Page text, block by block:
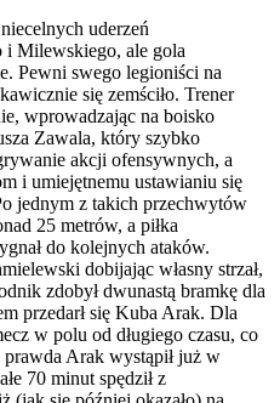
uderzeń
i Milewskiego, ale gola
Pewni swego legioniści na
się zemściło. Trener
wprowadzając na boisko
Zawala, który szybko
akcji ofensywnych, a
i umiejętnemu ustawianiu się
jednym z takich przechwytów
25 metrów, a piłka
do kolejnych ataków.
dobijając własny strzał,
zdobył dwunastą bramkę dla
przedarł się Kuba Arak. Dla
w polu od długiego czasu, co
Arak wystąpił już w
70 minut spędził z